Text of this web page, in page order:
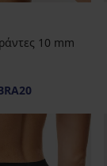
10 mm